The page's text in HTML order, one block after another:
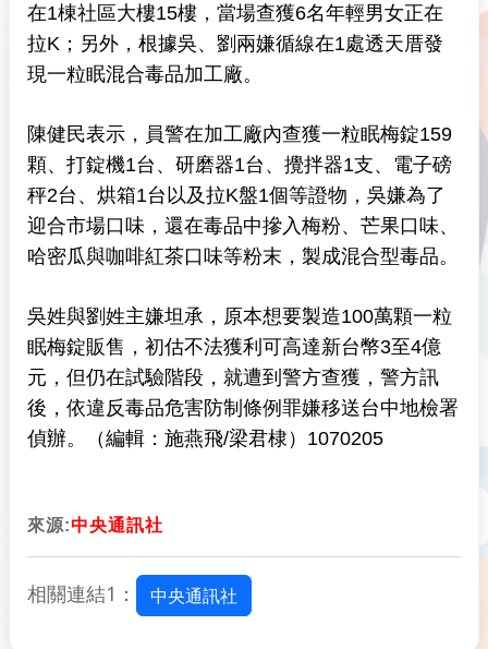
在1棟社區大樓15樓，當場查獲6名年輕男女正在
拉K；另外，根據吳、劉兩嫌循線在1處透天厝發
現一粒眠混合毒品加工廠。
陳健民表示，員警在加工廠內查獲一粒眠梅錠159
顆、打錠機1台、研磨器1台、攪拌器1支、電子磅
秤2台、烘箱1台以及拉K盤1個等證物，吳嫌為了
迎合市場口味，還在毒品中摻入梅粉、芒果口味、
哈密瓜與咖啡紅茶口味等粉末，製成混合型毒品。
吳姓與劉姓主嫌坦承，原本想要製造100萬顆一粒
眠梅錠販售，初估不法獲利可高達新台幣3至4億
元，但仍在試驗階段，就遭到警方查獲，警方訊
後，依違反毒品危害防制條例罪嫌移送台中地檢署
偵辦。（編輯：施燕飛/梁君棣）1070205
來源:中央通訊社
相關連結1： 中央通訊社